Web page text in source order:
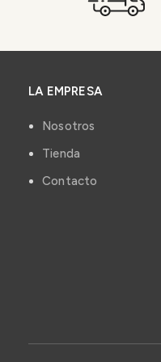
LA EMPRESA
Nosotros
Tienda
Contacto